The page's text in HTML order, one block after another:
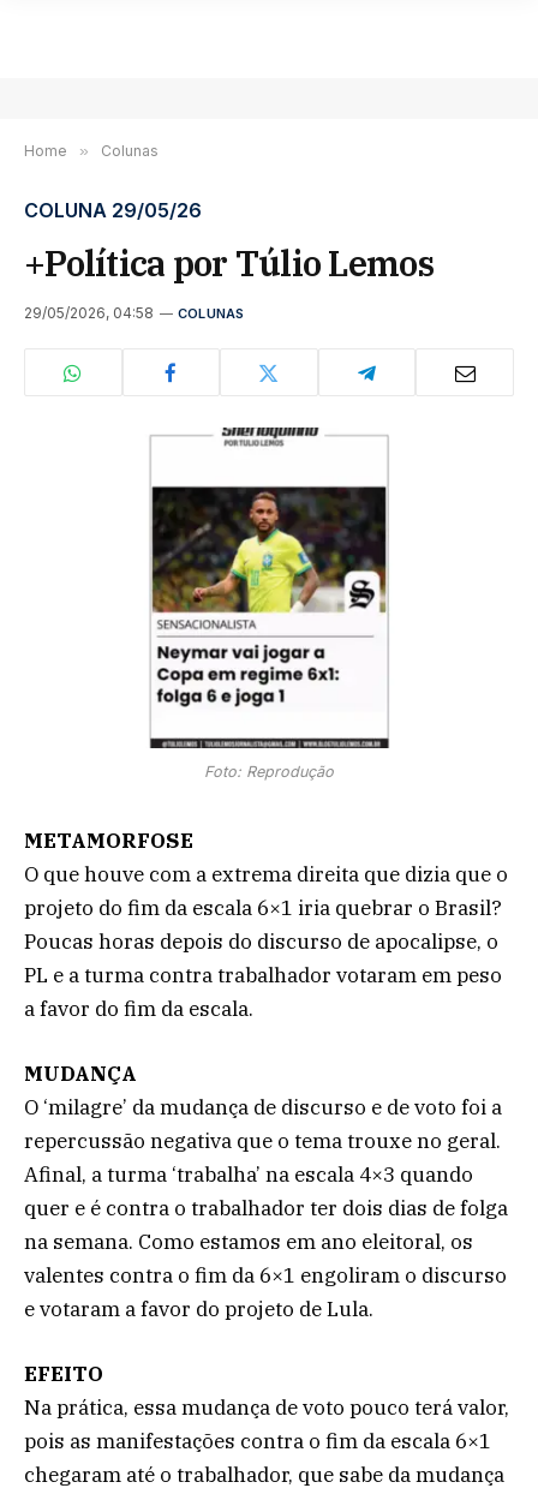
Home » Colunas
COLUNA 29/05/26
+Política por Túlio Lemos
29/05/2026, 04:58 COLUNAS
Foto: Reprodução
METAMORFOSE
O que houve com a extrema direita que dizia que o
projeto do fim da escala 6×1 iria quebrar o Brasil?
Poucas horas depois do discurso de apocalipse, o
PL e a turma contra trabalhador votaram em peso
a favor do fim da escala.
MUDANÇA
O ‘milagre’ da mudança de discurso e de voto foi a
repercussão negativa que o tema trouxe no geral.
Afinal, a turma ‘trabalha’ na escala 4×3 quando
quer e é contra o trabalhador ter dois dias de folga
na semana. Como estamos em ano eleitoral, os
valentes contra o fim da 6×1 engoliram o discurso
e votaram a favor do projeto de Lula.
EFEITO
Na prática, essa mudança de voto pouco terá valor,
pois as manifestações contra o fim da escala 6×1
chegaram até o trabalhador, que sabe da mudança